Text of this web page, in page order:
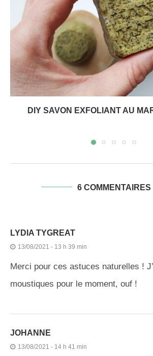
DIY SAVON EXFOLIANT AU
6 COMMENTAIRES
LYDIA TYGREAT
13/08/2021 - 13 h 39 min
Merci pour ces astuces naturelles !
moustiques pour le moment, ouf !
JOHANNE
13/08/2021 - 14 h 41 min